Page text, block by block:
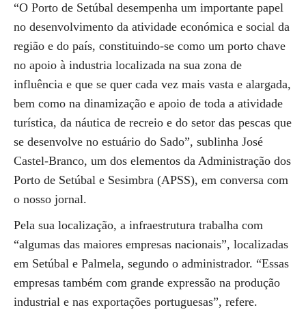
“O Porto de Setúbal desempenha um importante papel
no desenvolvimento da atividade económica e social da
região e do país, constituindo-se como um porto chave
no apoio à industria localizada na sua zona de
influência e que se quer cada vez mais vasta e alargada,
bem como na dinamização e apoio de toda a atividade
turística, da náutica de recreio e do setor das pescas que
se desenvolve no estuário do Sado”, sublinha José
Castel-Branco, um dos elementos da Administração dos
Porto de Setúbal e Sesimbra (APSS), em conversa com
o nosso jornal.
Pela sua localização, a infraestrutura trabalha com
“algumas das maiores empresas nacionais”, localizadas
em Setúbal e Palmela, segundo o administrador. “Essas
empresas também com grande expressão na produção
industrial e nas exportações portuguesas”, refere.